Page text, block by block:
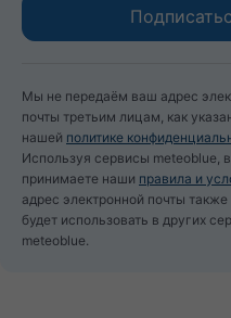
Мы не передаём ваш адрес
почты третьим лицам, как
нашей политике
Используя сервисы meteoblue,
принимаете наши правила и
адрес электронной почты
будет использовать в других
meteoblue.